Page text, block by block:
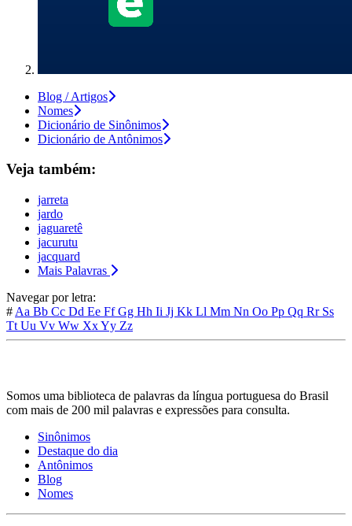
Blog / Artigos
Nomes
Dicionário de Sinônimos
Dicionário de Antônimos
Veja também:
jarreta
jardo
jaguaretê
jacurutu
jacquard
Mais Palavras
Navegar por letra:
# Aa Bb Cc Dd Ee FfGg Hh Ii Jj Kk Ll Mm Nn Oo Pp Qq Rr Ss
Tt Uu Vv Ww XxYy Zz
Somos uma biblioteca de palavras da língua portuguesa do Brasil
com mais de 200 mil palavras e expressões para consulta.
Sinônimos
Destaque do dia
Antônimos
Blog
Nomes